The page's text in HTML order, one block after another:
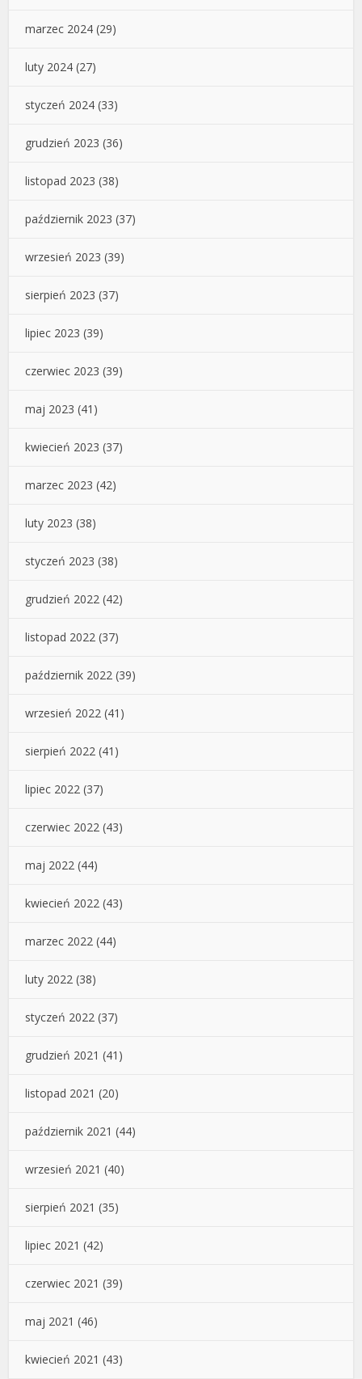
marzec 2024 (29)
luty 2024 (27)
styczeń 2024 (33)
grudzień 2023 (36)
listopad 2023 (38)
październik 2023 (37)
wrzesień 2023 (39)
sierpień 2023 (37)
lipiec 2023 (39)
czerwiec 2023 (39)
maj 2023 (41)
kwiecień 2023 (37)
marzec 2023 (42)
luty 2023 (38)
styczeń 2023 (38)
grudzień 2022 (42)
listopad 2022 (37)
październik 2022 (39)
wrzesień 2022 (41)
sierpień 2022 (41)
lipiec 2022 (37)
czerwiec 2022 (43)
maj 2022 (44)
kwiecień 2022 (43)
marzec 2022 (44)
luty 2022 (38)
styczeń 2022 (37)
grudzień 2021 (41)
listopad 2021 (20)
październik 2021 (44)
wrzesień 2021 (40)
sierpień 2021 (35)
lipiec 2021 (42)
czerwiec 2021 (39)
maj 2021 (46)
kwiecień 2021 (43)